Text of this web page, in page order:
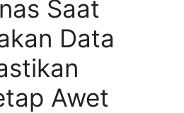
Saat
Data
Awet